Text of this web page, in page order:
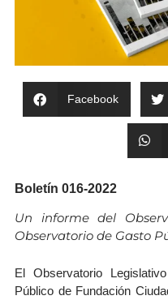
Facebook
Boletín 016-2022
Un informe del
Observatorio de Gasto
El Observatorio
Público de Fundación